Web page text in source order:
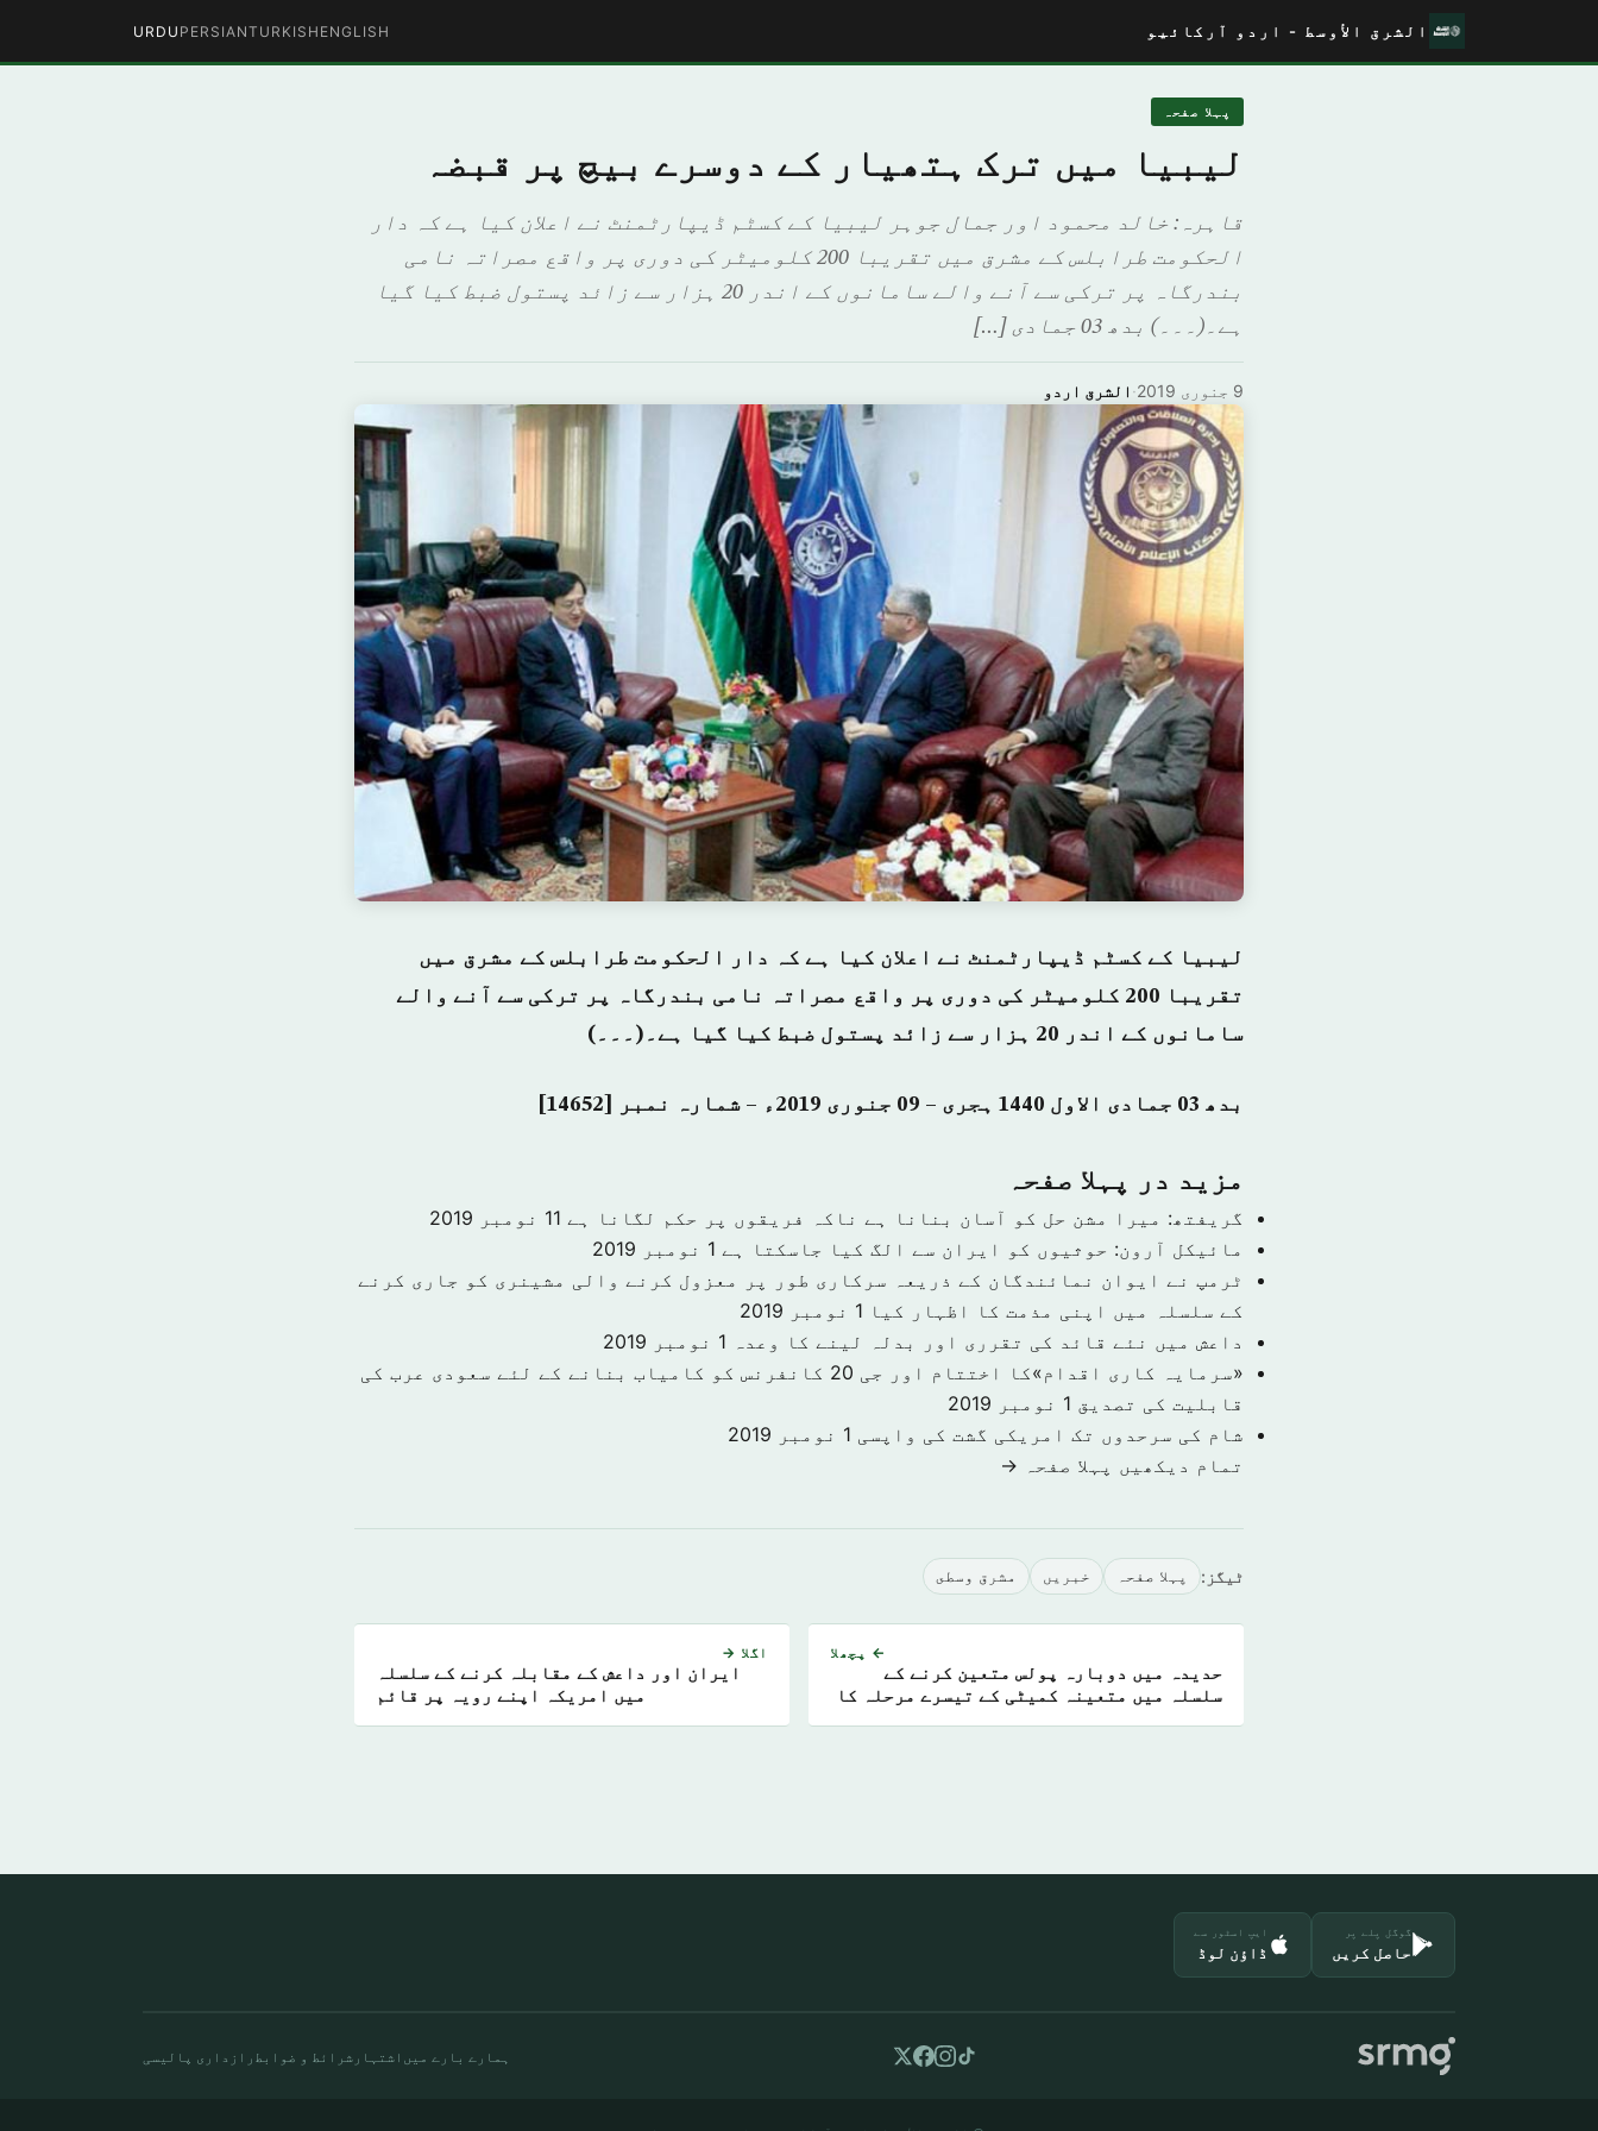
الشرق الأوسط - اردو آرکائیو ENGLISH
TURKISH
PERSIAN
URDU
پہلا صفحہ
لیبیا میں ترک ہتھیار کے دوسرے بیچ پر قبضہ
قاہرہ: خالد محمود اور جمال جوہر لیبیا کے کسٹم ڈیپارٹمنٹ نے اعلان کیا ہے کہ دار
الحکومت طرابلس کے مشرق میں تقریبا 200 کلومیٹر کی دوری پر واقع مصراتہ نامی
بندرگاہ پر ترکی سے آنے والے سامانوں کے اندر 20 ہزار سے زائد پستول ضبط کیا گیا
ہے۔(۔۔۔) بدھ 03 جمادی […]
الشرق اردو · 9 جنوری 2019
لیبیا کے کسٹم ڈیپارٹمنٹ نے اعلان کیا ہے کہ دار الحکومت طرابلس کے مشرق میں
تقریبا 200 کلومیٹر کی دوری پر واقع مصراتہ نامی بندرگاہ پر ترکی سے آنے والے
سامانوں کے اندر 20 ہزار سے زائد پستول ضبط کیا گیا ہے۔(۔۔۔)
بدھ 03 جمادی الاول 1440 ہجری – 09 جنوری 2019ء – شمارہ نمبر [14652]
مزید در پہلا صفحہ
گریفتھ: میرا مشن حل کو آسان بنانا ہے ناکہ فریقوں پر حکم لگانا ہے 11 نومبر 2019
مائیکل آرون: حوثیوں کو ایران سے الگ کیا جاسکتا ہے 1 نومبر 2019
ٹرمپ نے ایوان نمائندگان کے ذریعہ سرکاری طور پر معزول کرنے والی مشینری کو جاری کرنے
کے سلسلہ میں اپنی مذمت کا اظہار کیا 1 نومبر 2019
داعش میں نئے قائد کی تقرری اور بدلہ لینے کا وعدہ
1 نومبر 2019
«سرمایہ کاری اقدام»کا اختتام اور جی 20 کانفرنس کو کامیاب بنانے کے لئے سعودی عرب کی
قابلیت کی تصدیق 1 نومبر 2019
شام کی سرحدوں تک امریکی گشت کی واپسی 1 نومبر 2019
تمام دیکھیں پہلا صفحہ →
ٹیگز: پہلا صفحہ خبريں مشرق وسطى
← پچھلا
حدیدہ میں دوبارہ پولس متعین کرنے کے
سلسلہ میں متعینہ کمیٹی کے تیسرے مرحلہ کا
اگلا →
ایران اور داعش کے مقابلہ کرنے کے سلسلہ
میں امریکہ اپنے رویہ پر قائم
گوگل پلے پر
حاصل کریں
ایپ اسٹور سے
ڈاؤن لوڈ
ہمارے بارے میں اشتہار شرائط و ضوابط رازداری پالیسی